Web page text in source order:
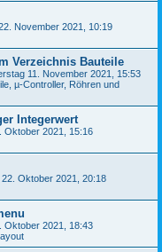
November 2021, 10:19
Verzeichnis Bauteile
11. November 2021, 15:53
µ-Controller, Röhren und
Integerwert
Oktober 2021, 15:16
22. Oktober 2021, 20:18
Oktober 2021, 18:43